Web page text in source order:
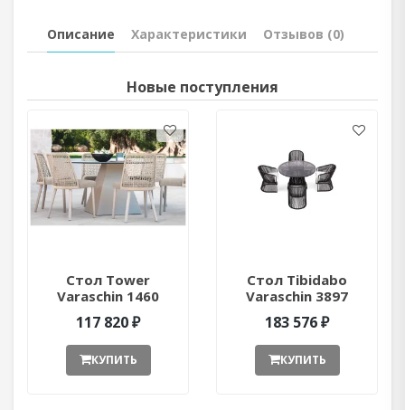
Описание Характеристики Отзывов (0)
Новые поступления
Стол Tower
Varaschin 1460
ant377052
117 820 ₽
КУПИТЬ
Стол Tibidabo
Varaschin 3897
ant377051
183 576 ₽
КУПИТЬ